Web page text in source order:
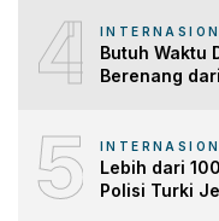
4
Butuh Waktu
Berenang
5
Lebih dari
Polisi Turki